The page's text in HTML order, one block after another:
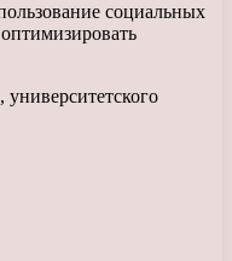
социальных